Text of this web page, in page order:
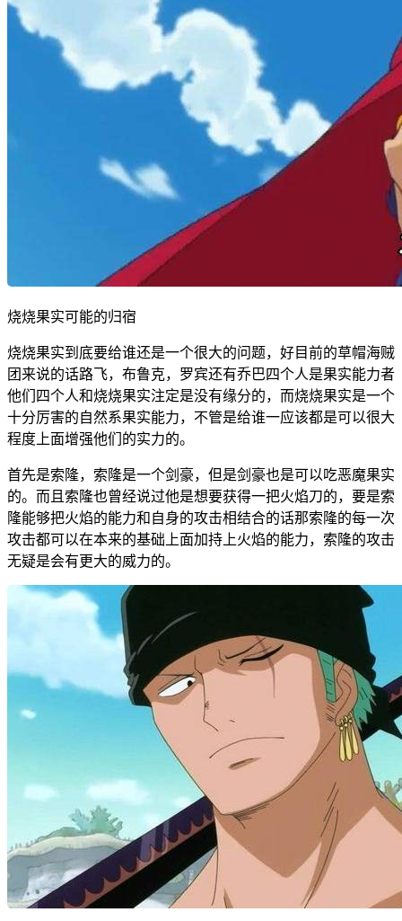
烧烧果实可能的归宿
烧烧果实到底要给谁还是一个很大的问题，好目前的草帽海贼
团来说的话路飞，布鲁克，罗宾还有乔巴四个人是果实能力者
他们四个人和烧烧果实注定是没有缘分的，而烧烧果实是一个
十分厉害的自然系果实能力，不管是给谁一应该都是可以很大
程度上面增强他们的实力的。
首先是索隆，索隆是一个剑豪，但是剑豪也是可以吃恶魔果实
的。而且索隆也曾经说过他是想要获得一把火焰刀的，要是索
隆能够把火焰的能力和自身的攻击相结合的话那索隆的每一次
攻击都可以在本来的基础上面加持上火焰的能力，索隆的攻击
无疑是会有更大的威力的。